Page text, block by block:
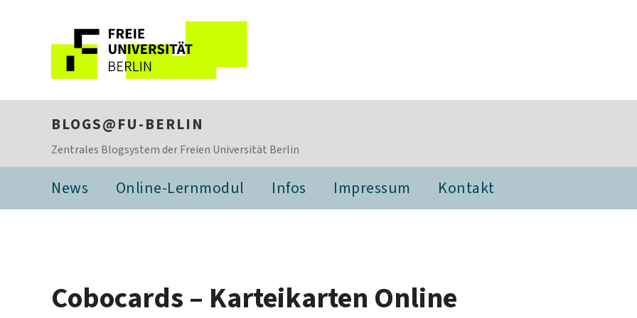
BLOGS@FU-BERLIN
Zentrales Blogsystem der Freien Universität Berlin
News Online-Lernmodul Infos Impressum Kontakt
Cobocards – Karteikarten Online